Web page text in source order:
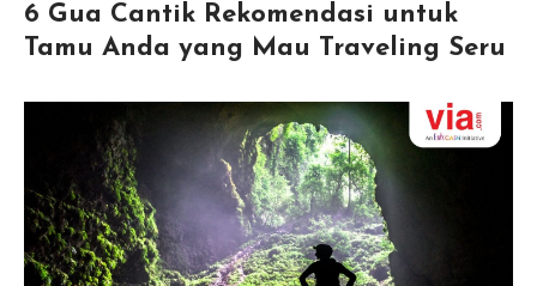
6 Gua Cantik Rekomendasi untuk
Tamu Anda yang Mau Traveling Seru